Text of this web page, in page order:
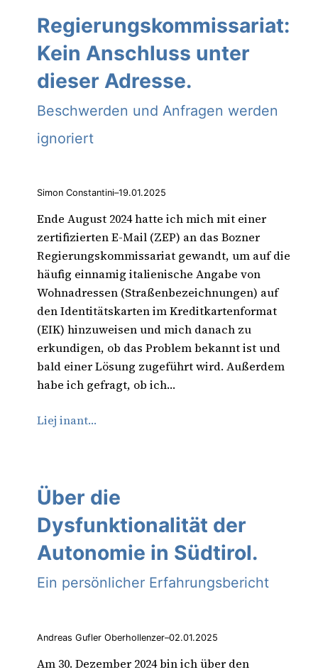
Regierungskommissariat:
Kein Anschluss unter
dieser Adresse.
Beschwerden und Anfragen werden
ignoriert
Simon Constantini–19.01.2025
Ende August 2024 hatte ich mich mit einer
zertifizierten E-Mail (ZEP) an das Bozner
Regierungskommissariat gewandt, um auf die
häufig einnamig italienische Angabe von
Wohnadressen (Straßenbezeichnungen) auf
den Identitätskarten im Kreditkartenformat
(EIK) hinzuweisen und mich danach zu
erkundigen, ob das Problem bekannt ist und
bald einer Lösung zugeführt wird. Außerdem
habe ich gefragt, ob ich…
Liej inant…
Über die
Dysfunktionalität der
Autonomie in Südtirol.
Ein persönlicher Erfahrungsbericht
Andreas Gufler Oberhollenzer–02.01.2025
Am 30. Dezember 2024 bin ich über den